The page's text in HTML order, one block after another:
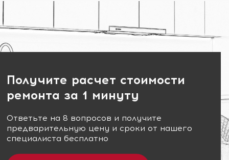
Получите расчет стоимости
ремонта за 1 минуту
Ответьте на 8 вопросов и получите
предварительную цену и сроки от нашего
специалиста бесплатно